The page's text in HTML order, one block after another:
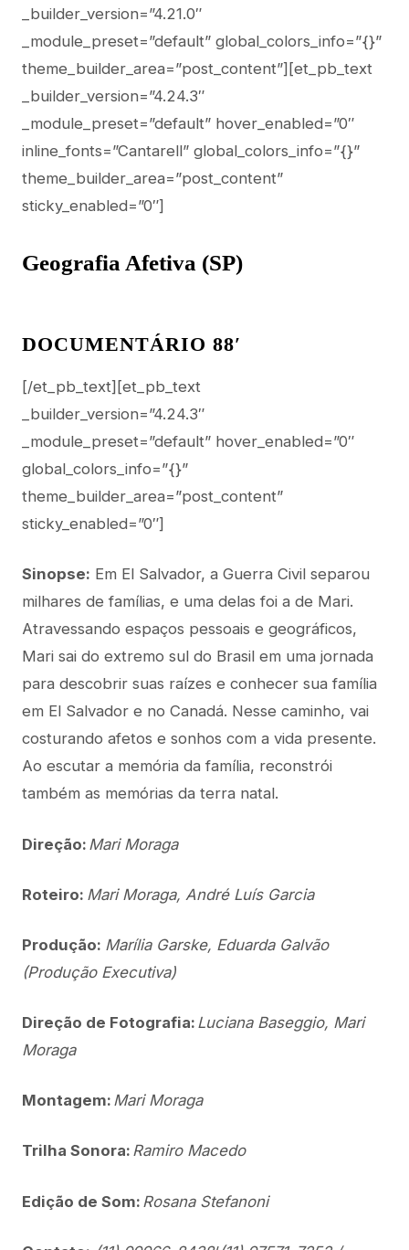
_builder_version=”4.21.0″
_module_preset=”default” global_colors_info=”{}”
theme_builder_area=”post_content”][et_pb_text
_builder_version=”4.24.3″
_module_preset=”default” hover_enabled=”0″
inline_fonts=”Cantarell” global_colors_info=”{}”
theme_builder_area=”post_content”
sticky_enabled=”0″]
Geografia Afetiva (SP)
DOCUMENTÁRIO 88′
[/et_pb_text][et_pb_text
_builder_version=”4.24.3″
_module_preset=”default” hover_enabled=”0″
global_colors_info=”{}”
theme_builder_area=”post_content”
sticky_enabled=”0″]
Sinopse: Em El Salvador, a Guerra Civil separou
milhares de famílias, e uma delas foi a de Mari.
Atravessando espaços pessoais e geográficos,
Mari sai do extremo sul do Brasil em uma jornada
para descobrir suas raízes e conhecer sua família
em El Salvador e no Canadá. Nesse caminho, vai
costurando afetos e sonhos com a vida presente.
Ao escutar a memória da família, reconstrói
também as memórias da terra natal.
Direção: Mari Moraga
Roteiro: Mari Moraga, André Luís Garcia
Produção: Marília Garske, Eduarda Galvão
(Produção Executiva)
Direção de Fotografia: Luciana Baseggio, Mari
Moraga
Montagem: Mari Moraga
Trilha Sonora: Ramiro Macedo
Edição de Som: Rosana Stefanoni